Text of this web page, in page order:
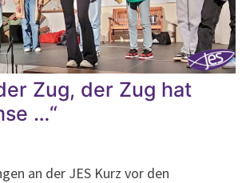
Zug, der Zug hat
…“
an der JES Kurz vor den